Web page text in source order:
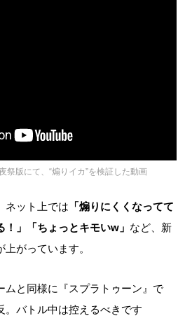
祭版にて、“煽りイカ”を検証した動画
ネット上では 「煽りにくくなってて
」「ちょっとキモいw」 など、新
がっています。
ムと同様に『スプラトゥーン』で
。バトル中は控えるべきです